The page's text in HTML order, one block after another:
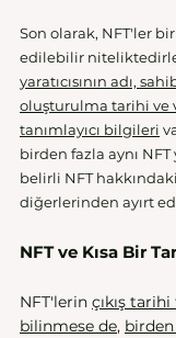
Son olarak, NFT'ler
edilebilir
yaratıcısının adı,
oluşturulma tarihi ve
tanımlayıcı bilgileri
birden fazla aynı NFT
belirli NFT
diğerlerinden ayırt
NFT ve Kısa Bir
NFT'lerin çıkış
bilinmese de, birden